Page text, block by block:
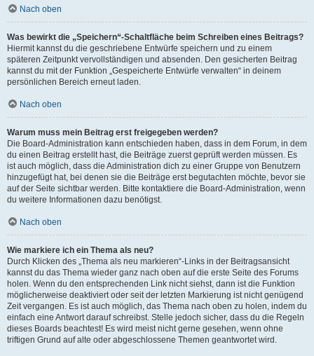
Nach oben
Was bewirkt die „Speichern“-Schaltfläche beim Schreiben eines Beitrags?
Hiermit kannst du die geschriebene Entwürfe speichern und zu einem
späteren Zeitpunkt vervollständigen und absenden. Den gesicherten Beitrag
kannst du mit der Funktion „Gespeicherte Entwürfe verwalten“ in deinem
persönlichen Bereich erneut laden.
Nach oben
Warum muss mein Beitrag erst freigegeben werden?
Die Board-Administration kann entschieden haben, dass in dem Forum, in dem
du einen Beitrag erstellt hast, die Beiträge zuerst geprüft werden müssen. Es
ist auch möglich, dass die Administration dich zu einer Gruppe von Benutzern
hinzugefügt hat, bei denen sie die Beiträge erst begutachten möchte, bevor sie
auf der Seite sichtbar werden. Bitte kontaktiere die Board-Administration, wenn
du weitere Informationen dazu benötigst.
Nach oben
Wie markiere ich ein Thema als neu?
Durch Klicken des „Thema als neu markieren“-Links in der Beitragsansicht
kannst du das Thema wieder ganz nach oben auf die erste Seite des Forums
holen. Wenn du den entsprechenden Link nicht siehst, dann ist die Funktion
möglicherweise deaktiviert oder seit der letzten Markierung ist nicht genügend
Zeit vergangen. Es ist auch möglich, das Thema nach oben zu holen, indem du
einfach eine Antwort darauf schreibst. Stelle jedoch sicher, dass du die Regeln
dieses Boards beachtest! Es wird meist nicht gerne gesehen, wenn ohne
triftigen Grund auf alte oder abgeschlossene Themen geantwortet wird.